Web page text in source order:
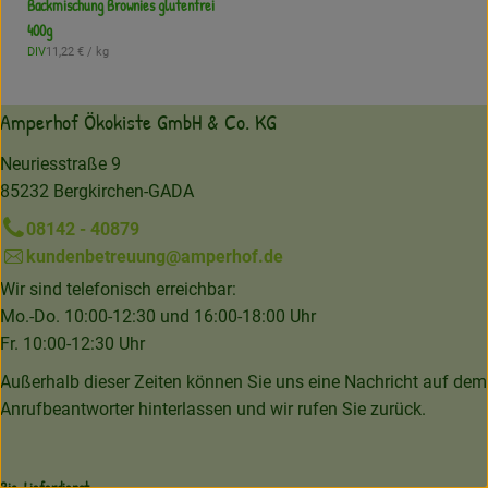
Backmischung Brownies glutenfrei
400g
, Herkunft:
DIV, Referenzpreis:
11,22 € / kg
Amperhof Ökokiste GmbH & Co. KG
Neuriesstraße 9
85232 Bergkirchen-GADA
08142 - 40879
kundenbetreuung@amperhof.de
Wir sind telefonisch erreichbar:
Mo.-Do. 10:00-12:30 und 16:00-18:00 Uhr
Fr. 10:00-12:30 Uhr
Außerhalb dieser Zeiten können Sie uns eine Nachricht auf dem
Anrufbeantworter hinterlassen und wir rufen Sie zurück.